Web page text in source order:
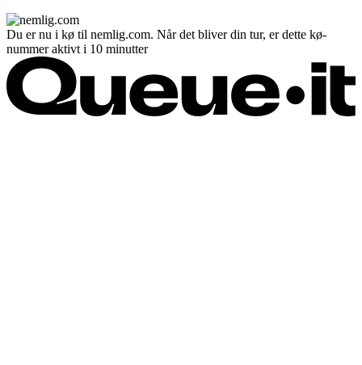
Du er nu i kø til nemlig.com. Når det bliver din tur, er dette kø-
nummer aktivt i 10 minutter